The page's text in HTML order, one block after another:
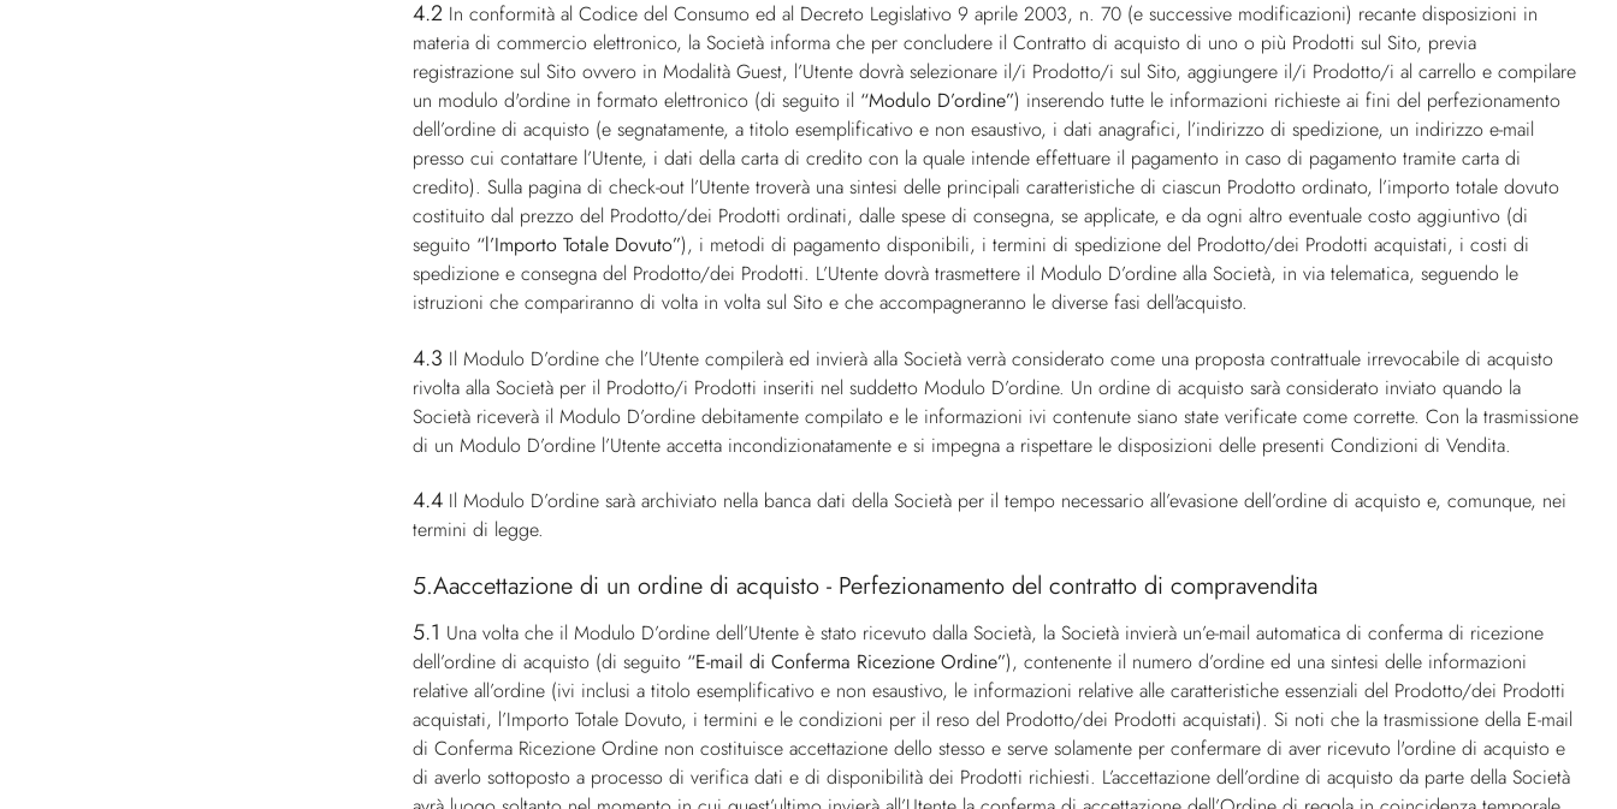
4.2 In conformità al Codice del Consumo ed al Decreto Legislativo 9 aprile 2003, n. 70 (e successive modificazioni) recante disposizioni in
materia di commercio elettronico, la Società informa che per concludere il Contratto di acquisto di uno o più Prodotti sul Sito, previa
registrazione sul Sito ovvero in Modalità Guest, l’Utente dovrà selezionare il/i Prodotto/i sul Sito, aggiungere il/i Prodotto/i al carrello e compilare
un modulo d'ordine in formato elettronico (di seguito il “Modulo D’ordine”) inserendo tutte le informazioni richieste ai fini del perfezionamento
dell’ordine di acquisto (e segnatamente, a titolo esemplificativo e non esaustivo, i dati anagrafici, l’indirizzo di spedizione, un indirizzo e-mail
presso cui contattare l’Utente, i dati della carta di credito con la quale intende effettuare il pagamento in caso di pagamento tramite carta di
credito). Sulla pagina di check-out l’Utente troverà una sintesi delle principali caratteristiche di ciascun Prodotto ordinato, l’importo totale dovuto
costituito dal prezzo del Prodotto/dei Prodotti ordinati, dalle spese di consegna, se applicate, e da ogni altro eventuale costo aggiuntivo (di
seguito “l’Importo Totale Dovuto”), i metodi di pagamento disponibili, i termini di spedizione del Prodotto/dei Prodotti acquistati, i costi di
spedizione e consegna del Prodotto/dei Prodotti. L’Utente dovrà trasmettere il Modulo D’ordine alla Società, in via telematica, seguendo le
istruzioni che compariranno di volta in volta sul Sito e che accompagneranno le diverse fasi dell'acquisto.
4.3 Il Modulo D’ordine che l’Utente compilerà ed invierà alla Società verrà considerato come una proposta contrattuale irrevocabile di acquisto
rivolta alla Società per il Prodotto/i Prodotti inseriti nel suddetto Modulo D’ordine. Un ordine di acquisto sarà considerato inviato quando la
Società riceverà il Modulo D’ordine debitamente compilato e le informazioni ivi contenute siano state verificate come corrette. Con la trasmissione
di un Modulo D’ordine l’Utente accetta incondizionatamente e si impegna a rispettare le disposizioni delle presenti Condizioni di Vendita.
4.4 Il Modulo D’ordine sarà archiviato nella banca dati della Società per il tempo necessario all’evasione dell’ordine di acquisto e, comunque, nei
termini di legge.
5.Aaccettazione di un ordine di acquisto - Perfezionamento del contratto di compravendita
5.1 Una volta che il Modulo D’ordine dell’Utente è stato ricevuto dalla Società, la Società invierà un’e-mail automatica di conferma di ricezione
dell’ordine di acquisto (di seguito “E-mail di Conferma Ricezione Ordine”), contenente il numero d’ordine ed una sintesi delle informazioni
relative all’ordine (ivi inclusi a titolo esemplificativo e non esaustivo, le informazioni relative alle caratteristiche essenziali del Prodotto/dei Prodotti
acquistati, l’Importo Totale Dovuto, i termini e le condizioni per il reso del Prodotto/dei Prodotti acquistati). Si noti che la trasmissione della E-mail
di Conferma Ricezione Ordine non costituisce accettazione dello stesso e serve solamente per confermare di aver ricevuto l'ordine di acquisto e
di averlo sottoposto a processo di verifica dati e di disponibilità dei Prodotti richiesti. L’accettazione dell’ordine di acquisto da parte della Società